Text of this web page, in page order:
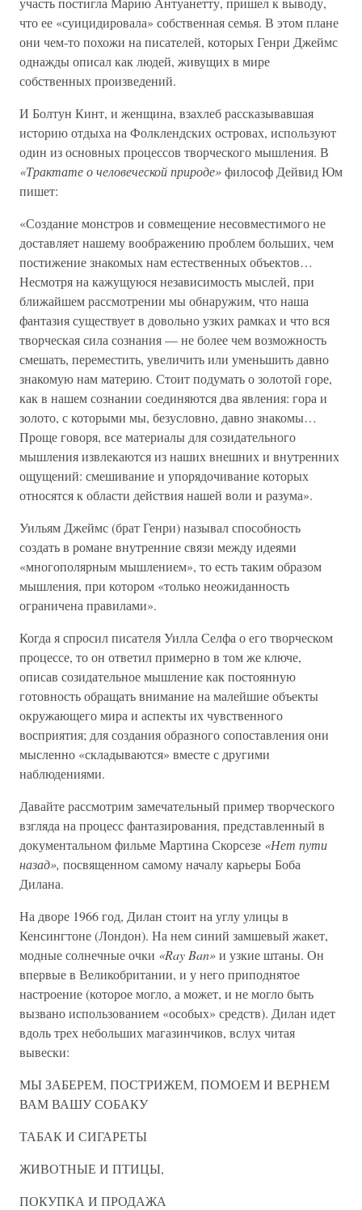
что ее «суицидировала» собственная семья. В этом плане
они чем-то похожи на писателей, которых Генри Джеймс
однажды описал как людей, живущих в мире
собственных произведений.
И Болтун Кинт, и женщина, взахлеб рассказывавшая
историю отдыха на Фолклендских островах, используют
один из основных процессов творческого мышления. В
«Трактате о человеческой природе»философ Дейвид Юм
пишет:
«Создание монстров и совмещение несовместимого не
доставляет нашему воображению проблем больших, чем
постижение знакомых нам естественных объектов…
Несмотря на кажущуюся независимость мыслей, при
ближайшем рассмотрении мы обнаружим, что наша
фантазия существует в довольно узких рамках и что вся
творческая сила сознания — не более чем возможность
смешать, переместить, увеличить или уменьшить давно
знакомую нам материю. Стоит подумать о золотой горе,
как в нашем сознании соединяются два явления: гора и
золото, с которыми мы, безусловно, давно знакомы…
Проще говоря, все материалы для созидательного
мышления извлекаются из наших внешних и внутренних
ощущений: смешивание и упорядочивание которых
относятся к области действия нашей воли и разума».
Уильям Джеймс (брат Генри) называл способность
создать в романе внутренние связи между идеями
«многополярным мышлением», то есть таким образом
мышления, при котором «только неожиданность
ограничена правилами».
Когда я спросил писателя Уилла Селфа о его творческом
процессе, то он ответил примерно в том же ключе,
описав созидательное мышление как постоянную
готовность обращать внимание на малейшие объекты
окружающего мира и аспекты их чувственного
восприятия; для создания образного сопоставления они
мысленно «складываются» вместе с другими
наблюдениями.
Давайте рассмотрим замечательный пример творческого
взгляда на процесс фантазирования, представленный в
документальном фильме Мартина Скорсезе «Нет пути
назад», посвященном самому началу карьеры Боба
Дилана.
На дворе 1966 год, Дилан стоит на углу улицы в
Кенсингтоне (Лондон). На нем синий замшевый жакет,
модные солнечные очки «Ray Ban»и узкие штаны. Он
впервые в Великобритании, и у него приподнятое
настроение (которое могло, а может, и не могло быть
вызвано использованием «особых» средств). Дилан идет
вдоль трех небольших магазинчиков, вслух читая
вывески:
МЫ ЗАБЕРЕМ, ПОСТРИЖЕМ, ПОМОЕМ И ВЕРНЕМ
ВАМ ВАШУ СОБАКУ
ТАБАК И СИГАРЕТЫ
ЖИВОТНЫЕ И ПТИЦЫ,
ПОКУПКА И ПРОДАЖА